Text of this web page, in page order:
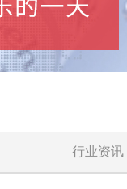
行业资讯